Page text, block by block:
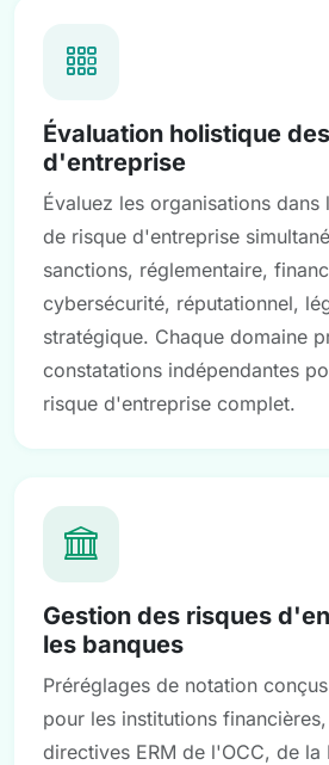
Évaluation holistique
d'entreprise
Évaluez les organisations dans
de risque d'entreprise
sanctions, réglementaire,
cybersécurité, réputationnel,
stratégique. Chaque domaine
constatations indépendantes
risque d'entreprise complet.
Gestion des risques
les banques
Préréglages de notation
pour les institutions
directives ERM de l'OCC, de la